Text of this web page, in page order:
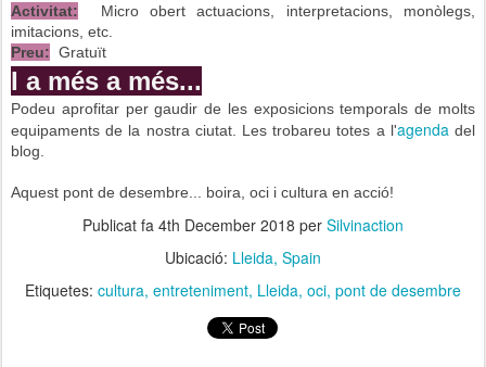
Activitat: Micro obert actuacions, interpretacions, monòlegs,
imitacions, etc.
Preu: Gratuït
I a més a més...
Podeu aprofitar per gaudir de les exposicions temporals de molts
equipaments de la nostra ciutat. Les trobareu totes a l'agenda del
blog.
Aquest pont de desembre... boira, oci i cultura en acció!
Publicat fa 4th December 2018 per Silvinaction
Ubicació: Lleida, Spain
Etiquetes: cultura entreteniment Lleida oci pont de desembre